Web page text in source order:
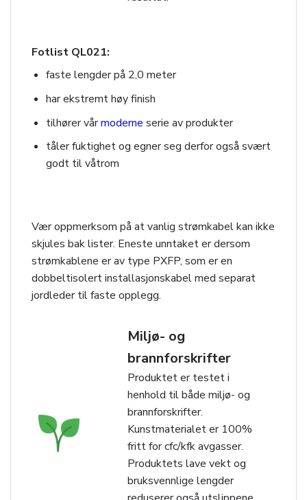
Fotlist QL021:
faste lengder på 2,0 meter
har ekstremt høy finish
tilhører vårmoderne serie av produkter
tåler fuktighet og egner seg derfor også svært
godt til våtrom
Vær oppmerksom på at vanlig strømkabel kan ikke
skjules bak lister. Eneste unntaket er dersom
strømkablene er av type PXFP, som er en
dobbeltisolert installasjonskabel med separat
jordleder til faste opplegg.
Miljø- og
brannforskrifter
Produktet er testet i
henhold til både miljø- og
brannforskrifter.
Kunstmaterialet er 100%
fritt for cfc/kfk avgasser.
Produktets lave vekt og
bruksvennlige lengder